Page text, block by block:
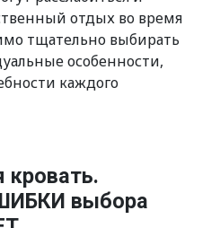
отдых во время
тщательно выбирать
особенности,
каждого
кровать.
выбора